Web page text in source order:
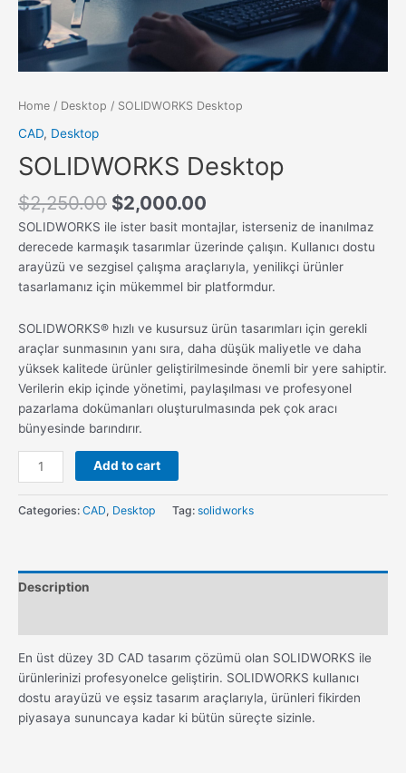
Home / Desktop / SOLIDWORKS Desktop
CAD, Desktop
SOLIDWORKS Desktop
$2,250.00 $2,000.00
SOLIDWORKS ile ister basit montajlar, isterseniz de inanılmaz
derecede karmaşık tasarımlar üzerinde çalışın. Kullanıcı dostu
arayüzü ve sezgisel çalışma araçlarıyla, yenilikçi ürünler
tasarlamanız için mükemmel bir platformdur.
SOLIDWORKS® hızlı ve kusursuz ürün tasarımları için gerekli
araçlar sunmasının yanı sıra, daha düşük maliyetle ve daha
yüksek kalitede ürünler geliştirilmesinde önemli bir yere sahiptir.
Verilerin ekip içinde yönetimi, paylaşılması ve profesyonel
pazarlama dokümanları oluşturulmasında pek çok aracı
bünyesinde barındırır.
Add to cart
Categories: CAD, Desktop Tag: solidworks
Description
En üst düzey 3D CAD tasarım çözümü olan SOLIDWORKS ile
ürünlerinizi profesyonelce geliştirin. SOLIDWORKS kullanıcı
dostu arayüzü ve eşsiz tasarım araçlarıyla, ürünleri fikirden
piyasaya sununcaya kadar ki bütün süreçte sizinle.